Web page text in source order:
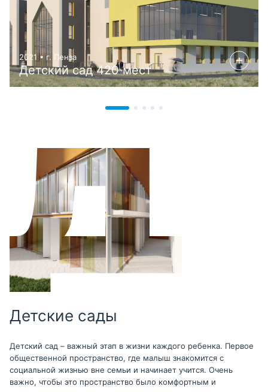
2021 • г. Пенза
Детский сад 420 мест
Детские сады
Детский сад – важный этап в жизни каждого ребенка. Первое
общественной пространство, где малыш знакомится с
социальной жизнью вне семьи и начинает учится. Очень
важно, чтобы это пространство было комфортным и